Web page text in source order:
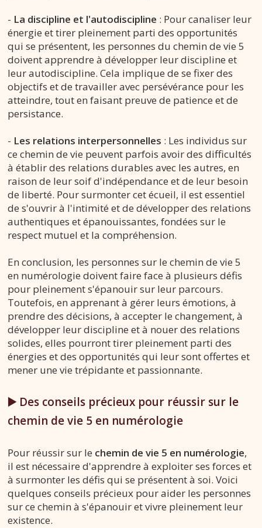
- La discipline et l'autodiscipline : Pour canaliser leur
énergie et tirer pleinement parti des opportunités
qui se présentent, les personnes du chemin de vie 5
doivent apprendre à développer leur discipline et
leur autodiscipline. Cela implique de se fixer des
objectifs et de travailler avec persévérance pour les
atteindre, tout en faisant preuve de patience et de
persistance.
- Les relations interpersonnelles : Les individus sur
ce chemin de vie peuvent parfois avoir des difficultés
à établir des relations durables avec les autres, en
raison de leur soif d'indépendance et de leur besoin
de liberté. Pour surmonter cet écueil, il est essentiel
de s'ouvrir à l'intimité et de développer des relations
authentiques et épanouissantes, fondées sur le
respect mutuel et la compréhension.
En conclusion, les personnes sur le chemin de vie 5
en numérologie doivent faire face à plusieurs défis
pour pleinement s'épanouir sur leur parcours.
Toutefois, en apprenant à gérer leurs émotions, à
prendre des décisions, à accepter le changement, à
développer leur discipline et à nouer des relations
solides, elles pourront tirer pleinement parti des
énergies et des opportunités qui leur sont offertes et
mener une vie trépidante et passionnante.
▶️ Des conseils précieux pour réussir sur le
chemin de vie 5 en numérologie
Pour réussir sur le chemin de vie 5 en numérologie,
il est nécessaire d'apprendre à exploiter ses forces et
à surmonter les défis qui se présentent à soi. Voici
quelques conseils précieux pour aider les personnes
sur ce chemin à s'épanouir et vivre pleinement leur
existence.